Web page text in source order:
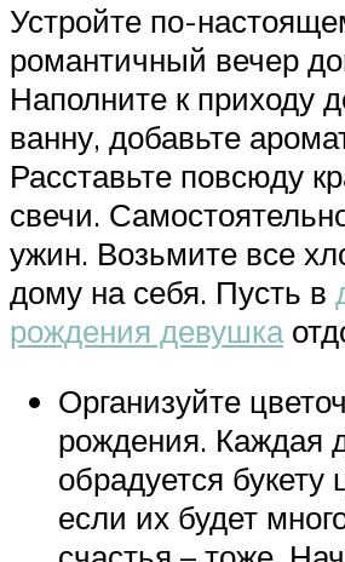
Устройте по-
романтичный вечер
Наполните к приходу
ванну, добавьте
Расставьте повсюду
свечи.
ужин. Возьмите все
дому на себя. Пусть в
рождения девушка
Организуйте
рождения. Каждая
обрадуется букету
если их будет